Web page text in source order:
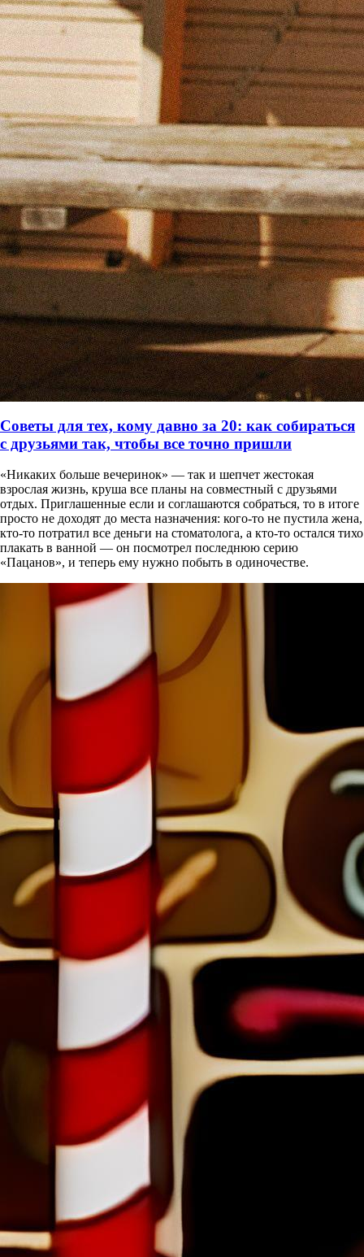
Советы для тех, кому давно за 20: как собираться
с друзьями так, чтобы все точно пришли
«Никаких больше вечеринок» — так и шепчет жестокая
взрослая жизнь, круша все планы на совместный с друзьями
отдых. Приглашенные если и соглашаются собраться, то в итоге
просто не доходят до места назначения: кого-то не пустила жена,
кто-то потратил все деньги на стоматолога, а кто-то остался тихо
плакать в ванной — он посмотрел последнюю серию
«Пацанов», и теперь ему нужно побыть в одиночестве.